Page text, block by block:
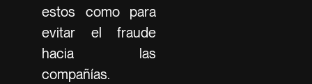
estos como para
evitar el fraude
hacia las
compañías.